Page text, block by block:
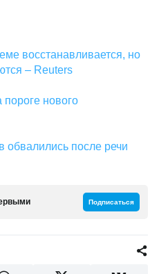
на общую сумму в 103,1
составил 460,79 тенге.
неделю подряд курс
восстанавливается,
пороге нового
обвалились после речи